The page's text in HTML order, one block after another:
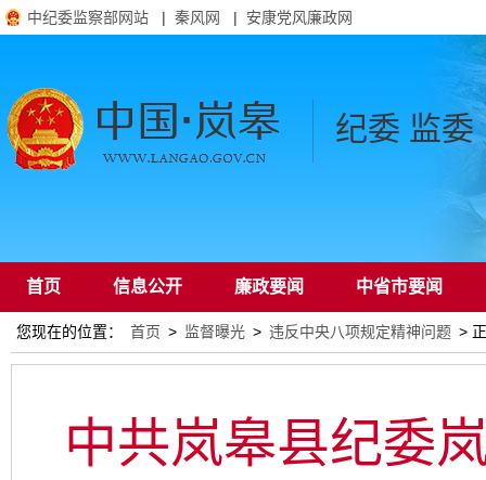
中纪委监察部网站 | 秦风网 | 安康党风廉政网
纪委 监委
首页 信息公开 廉政要闻 中省市要闻
通知公告
您现在的位置： 首页 > 监督曝光 > 违反中央八项规定精神问题 >
中共岚皋县纪委